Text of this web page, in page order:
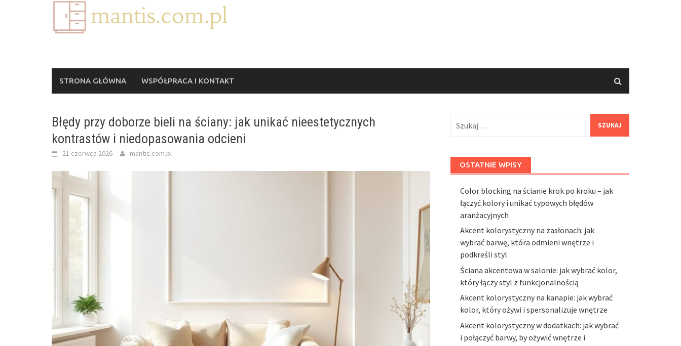
STRONA GŁÓWNA WSPÓŁPRACA I KONTAKT
Błędy przy doborze bieli na ściany: jak unikać nieestetycznych
kontrastów i niedopasowania odcieni
21 czerwca 2026 mantis.com.pl
OSTATNIE WPISY
Color blocking na ścianie krok po kroku – jak
łączyć kolory i unikać typowych błędów
aranżacyjnych
Akcent kolorystyczny na zasłonach: jak
wybrać barwę, która odmieni wnętrze i
podkreśli styl
Ściana akcentowa w salonie: jak wybrać kolor,
który łączy styl z funkcjonalnością
Akcent kolorystyczny na kanapie: jak wybrać
kolor, który ożywi i spersonalizuje wnętrze
Akcent kolorystyczny w dodatkach: jak wybrać
i połączyć barwy, by ożywić wnętrze i